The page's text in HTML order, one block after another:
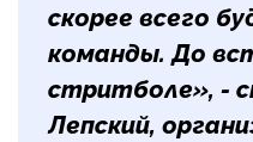
скорее всего
команды. До
стритболе», -
Лепский,